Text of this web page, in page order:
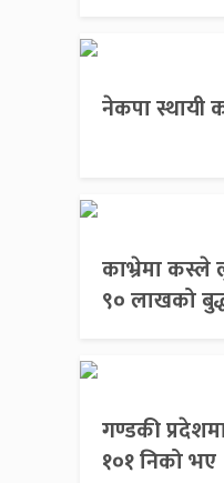
नेकपा
काभ्रेमा कस्ले
९० लाखको
गण्डकी
१०१ निको भए